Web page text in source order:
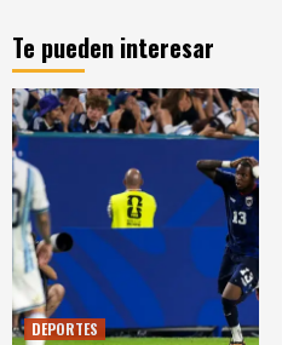
Te pueden interesar
DEPORTES